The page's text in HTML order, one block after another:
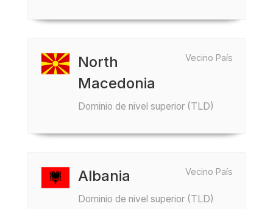
Vecino País
North
Macedonia
Dominio de nivel superior (TLD)
Vecino País
Albania
Dominio de nivel superior (TLD)